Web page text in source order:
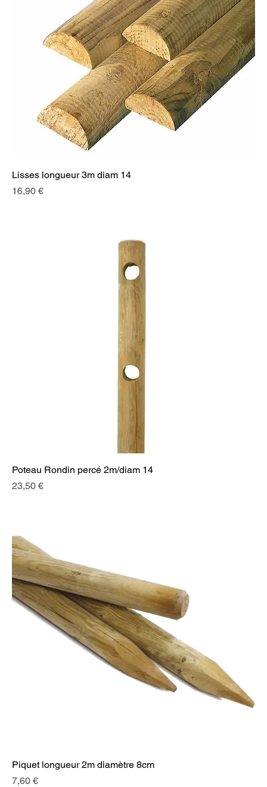
Lisses longueur 3m diam 14
Prix
16,90 €
Poteau Rondin percé 2m/diam 14
Prix
23,50 €
Piquet longueur 2m diamètre 8cm
Prix
7,60 €